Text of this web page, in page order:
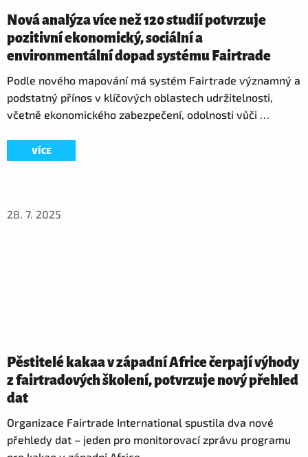
Nová analýza více než 120 studií potvrzuje
pozitivní ekonomický, sociální a
environmentální dopad systému Fairtrade
Podle nového mapování má systém Fairtrade významný a
podstatný přínos v klíčových oblastech udržitelnosti,
včetně ekonomického zabezpečení, odolnosti vůči …
VÍCE
28. 7. 2025
Pěstitelé kakaa v západní Africe čerpají výhody
z fairtradových školení, potvrzuje nový přehled
dat
Organizace Fairtrade International spustila dva nové
přehledy dat – jeden pro monitorovací zprávu programu